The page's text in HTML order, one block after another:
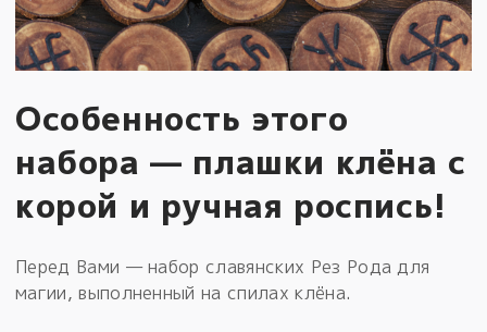
Особенность этого
набора — плашки клёна с
корой и ручная роспись!
Перед Вами — набор славянских Рез Рода для
магии, выполненный на спилах клёна.